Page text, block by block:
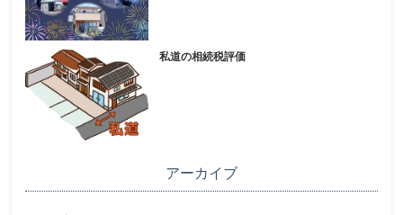
私道の相続税評価
アーカイブ